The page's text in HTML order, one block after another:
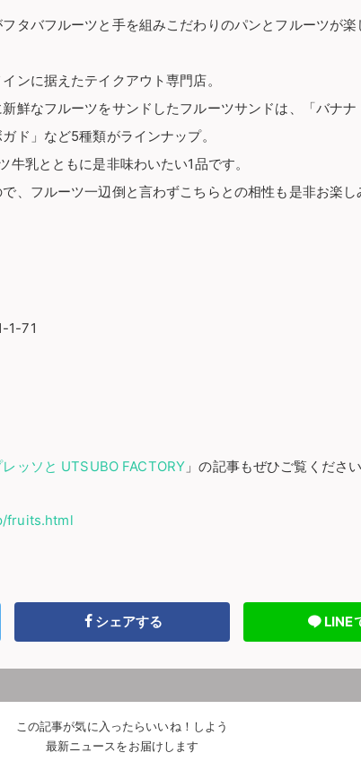
タバフルーツと手を組みこだわりのパンとフルーツが楽
ンに据えたテイクアウト専門店。
新鮮なフルーツをサンドしたフルーツサンドは、「バナナ
ド」など5種類がラインナップ。
乳とともに是非味わいたい1品です。
、フルーツ一辺倒と言わずこちらとの相性も是非お楽し
1-71
ッソと UTSUBO FACTORY 」の記事もぜひご覧ください
fruits.html
シェアする LINE
この記事が気に入ったらいいね！しよう
最新ニュースをお届けします